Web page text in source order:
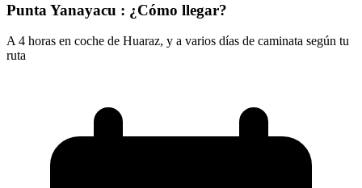
Punta Yanayacu : ¿Cómo llegar?
A 4 horas en coche de Huaraz, y a varios días de caminata según tu
ruta